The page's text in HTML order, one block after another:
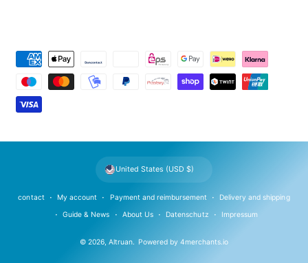
m
n
© 2026,Altruan. Powered by 4merchants.io
contact My account Payment and reimbursement Delivery and shipping
Guide & News About Us Datenschutz Impressum
United States (USD $)